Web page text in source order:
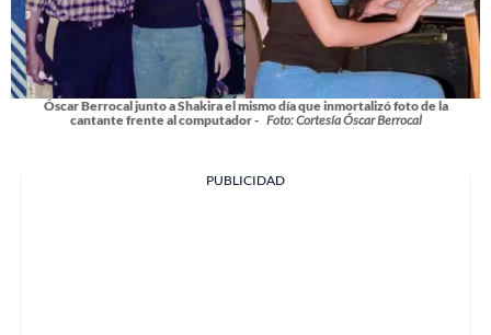
Óscar Berrocal junto a Shakira el mismo día que inmortalizó foto de la
cantante frente al computador - Foto: Cortesía Óscar Berrocal
PUBLICIDAD